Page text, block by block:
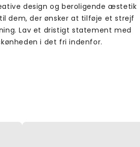
design og beroligende æstetik
dem, der ønsker at tilføje et strejf
Lav et dristigt statement med
i det fri indenfor.